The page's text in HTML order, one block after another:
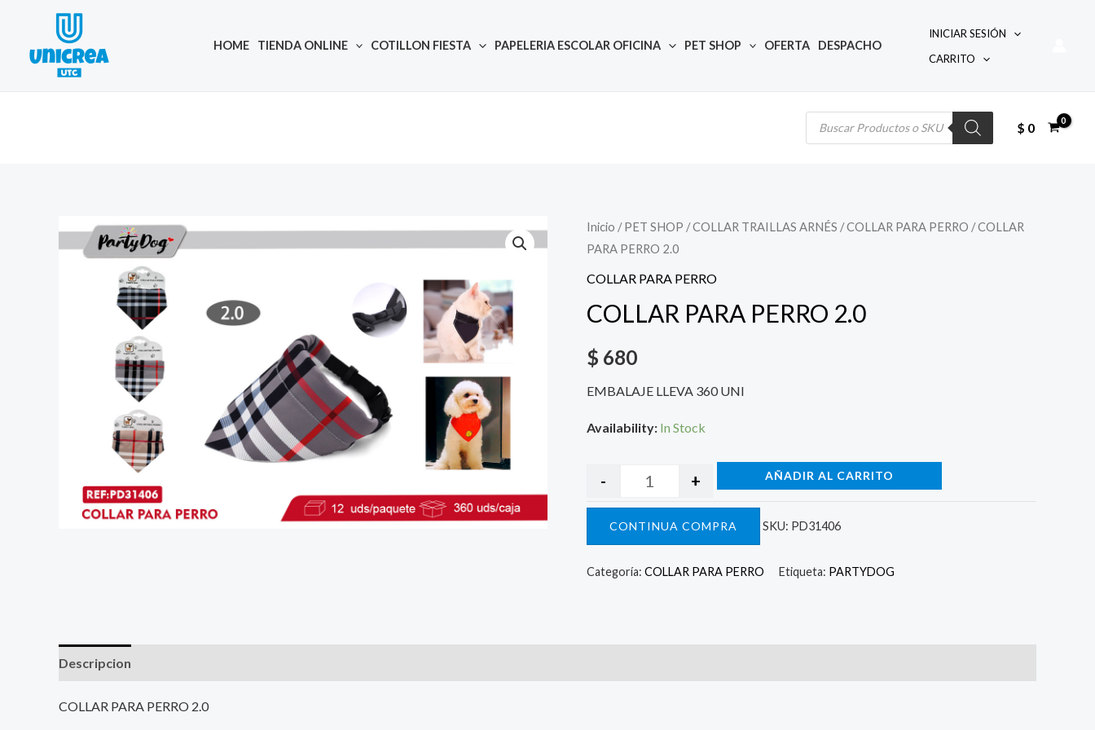
content
HOME TIENDA ONLINE COTILLON FIESTA PAPELERIA ESCOLAR OFICINA PET SHOP OFERTA DESPACHO
INICIAR SESIÓN
CARRITO
Búsqueda
$ 0
Inicio /PET SHOP /COLLAR TRAILLAS ARNÉS /COLLAR PARA PERRO / COLLAR
PARA PERRO 2.0
COLLAR PARA PERRO
COLLAR PARA PERRO 2.0
$ 680
EMBALAJE LLEVA 360 UNI
Availability: In Stock
Quantity
- + AÑADIR AL CARRITO
CONTINUA COMPRA SKU: PD31406
Categoría: COLLAR PARA PERRO Etiqueta: PARTYDOG
Descripcion
COLLAR PARA PERRO 2.0